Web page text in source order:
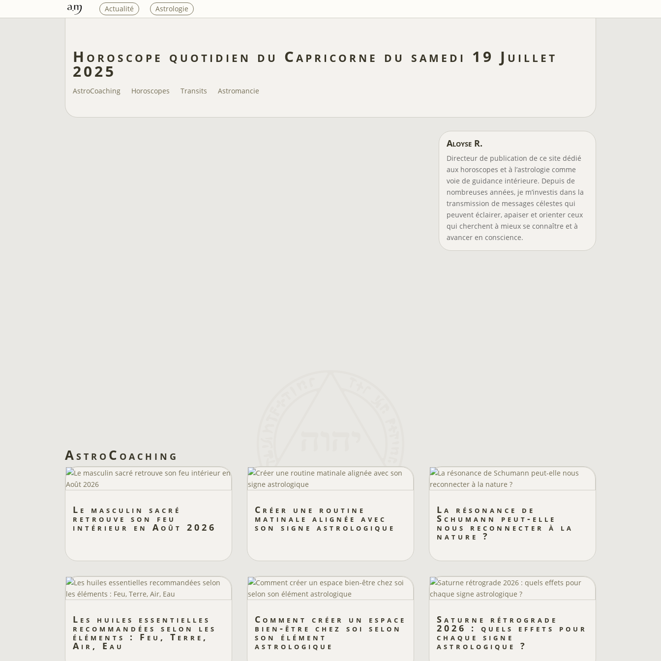
Actualité Astrologie
Horoscope quotidien du Capricorne du samedi 19 Juillet
2025
AstroCoaching Horoscopes Transits Astromancie
Aloyse R.
Directeur de publication de ce site dédié
aux horoscopes et à l’astrologie comme
voie de guidance intérieure. Depuis de
nombreuses années, je m’investis dans la
transmission de messages célestes qui
peuvent éclairer, apaiser et orienter ceux
qui cherchent à mieux se connaître et à
avancer en conscience.
AstroCoaching
Le masculin sacré
retrouve son feu
intérieur en Août 2026
Créer une routine
matinale alignée avec
son signe astrologique
La résonance de
Schumann peut-elle
nous reconnecter à la
nature ?
Les huiles essentielles
recommandées selon les
éléments : Feu, Terre,
Air, Eau
Comment créer un espace
bien-être chez soi selon
son élément
astrologique
Saturne rétrograde
2026 : quels effets pour
chaque signe
astrologique ?